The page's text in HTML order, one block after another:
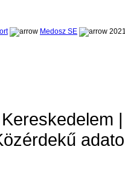
Medosz SE